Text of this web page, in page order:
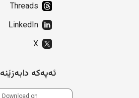
Threads
LinkedIn
X
ئەپەکە دابەزێنە